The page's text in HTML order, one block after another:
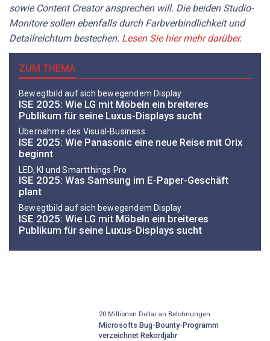
sowie Content Creator ansprechen will. Die beiden Studio-
Monitore sollen ebenfalls durch Farbverbindlichkeit und
Detailreichtum bestechen. Lesen Sie hier mehr darüber.
ZUM THEMA
Bewegtbild auf sich bewegendem Display
ISE 2025: Wie LG mit Möbeln ein breiteres
Publikum für seine Luxus-Displays sucht
Übernahme des Visual-Business
ISE 2025: Wie Panasonic eine neue Reise mit Orix
beginnt
LED, KI und Smartthings Pro
ISE 2025: Was Samsung im E-Paper-Geschäft
plant
Bewegtbild auf sich bewegendem Display
ISE 2025: Wie LG mit Möbeln ein breiteres
Publikum für seine Luxus-Displays sucht
20 Millionen Dollar an Belohnungen
Microsofts Bug-Bounty-Programm
verzeichnet Rekordjahr